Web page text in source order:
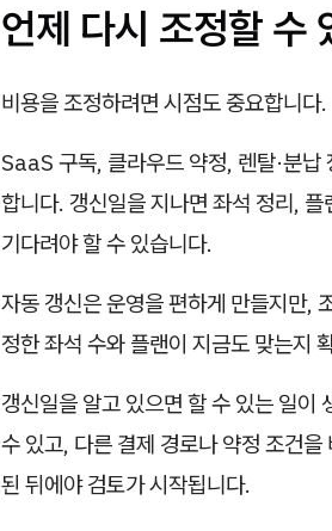
언제 다시 조정할 수
비용을 조정하려면 시점도 중요합니다.
SaaS 구독, 클라우드 약정, 렌탈·분납
합니다. 갱신일을 지나면 좌석 정리,
기다려야 할 수 있습니다.
자동 갱신은 운영을 편하게 만들지만,
정한 좌석 수와 플랜이 지금도 맞는지
갱신일을 알고 있으면 할 수 있는 일이
수 있고, 다른 결제 경로나 약정 조건
된 뒤에야 검토가 시작됩니다.